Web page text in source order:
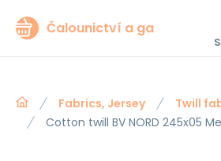
Čalounictví a ga
Fabrics, Jersey Twill
Cotton twill BV NORD 245x05